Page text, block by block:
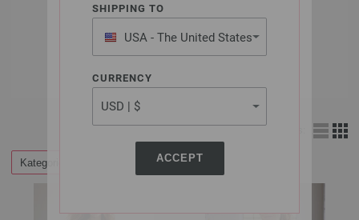
SHIPPING TO
USA - The United States
of America
CURRENCY
ACCEPT
MODELLPAKKE
DAME | TOPPER & T-
SKJORTER
Kategorier Filtrer etter